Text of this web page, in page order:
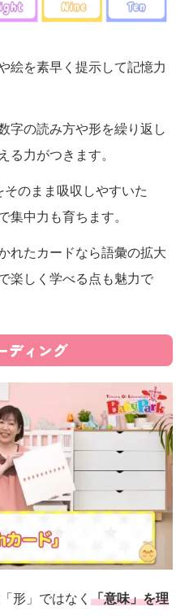
絵を素早く提示して記憶力
字の読み方や形を繰り返し
る力がつきます。
のまま吸収しやすいた
集中力も育ちます。
れたカードなら語彙の拡大
楽しく学べる点も魅力で
ディング
形」ではなく 「意味」を理